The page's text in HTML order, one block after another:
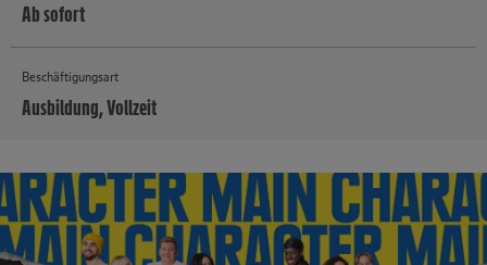
Ab sofort
Beschäftigungsart
Ausbildung, Vollzeit